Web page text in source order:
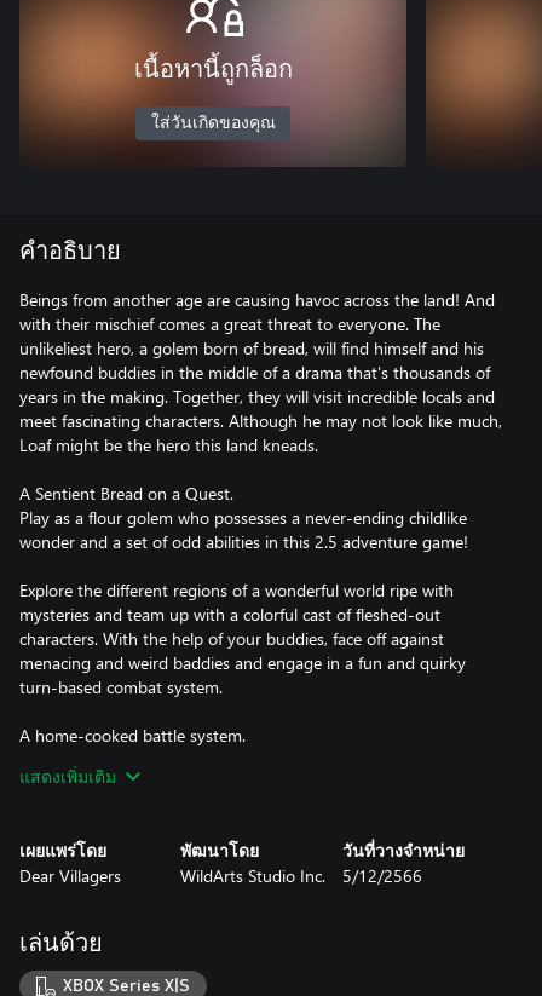
เนื้อหานี้ถูกล็อก
ใส่วันเกิดของคุณ
คำอธิบาย
Beings from another age are causing havoc across the land! And
with their mischief comes a great threat to everyone. The
unlikeliest hero, a golem born of bread, will find himself and his
newfound buddies in the middle of a drama that's thousands of
years in the making. Together, they will visit incredible locals and
meet fascinating characters. Although he may not look like much,
Loaf might be the hero this land kneads.
A Sentient Bread on a Quest.
Play as a flour golem who possesses a never-ending childlike
wonder and a set of odd abilities in this 2.5 adventure game!
Explore the different regions of a wonderful world ripe with
mysteries and team up with a colorful cast of fleshed-out
characters. With the help of your buddies, face off against
menacing and weird baddies and engage in a fun and quirky
turn-based combat system.
A home-cooked battle system.
interaction system that put your reflex skills to the test.
Team up with your buddies.
adventure, each with their own abilities and personnality. Ue their
unique skills to overcome threats and obstacles whether in fights
or when exploring.
แสดงเพิ่มเติม
เผยแพร่โดย
Dear Villagers
พัฒนาโดย
WildArts Studio Inc.
วันที่วางจำหน่าย
5/12/2566
เล่นด้วย
XBOX Series X|S